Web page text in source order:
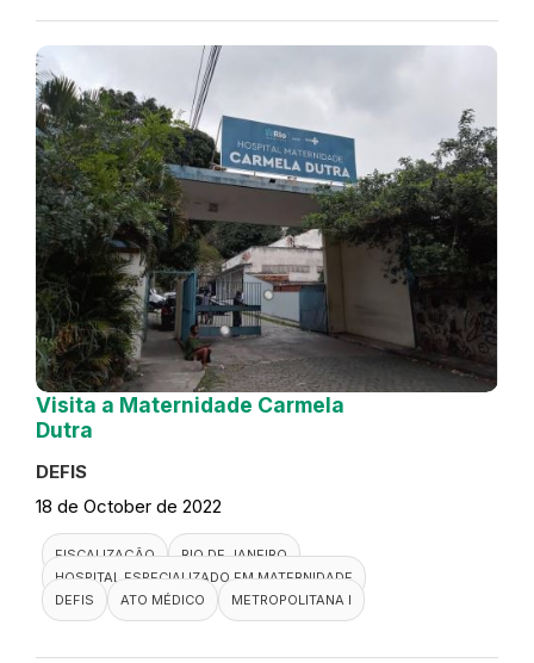
Visita a Maternidade Carmela
Dutra
DEFIS
18 de October de 2022
FISCALIZAÇÃO
RIO DE JANEIRO
HOSPITAL ESPECIALIZADO EM MATERNIDADE
DEFIS
ATO MÉDICO METROPOLITANA I